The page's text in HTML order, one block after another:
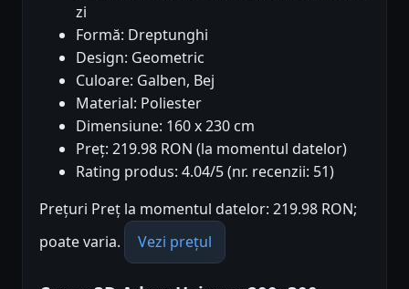
zi
Formă: Dreptunghi
Design: Geometric
Culoare: Galben, Bej
Material: Poliester
Dimensiune: 160 x 230 cm
Preț: 219.98 RON (la momentul datelor)
Rating produs: 4.04/5 (nr. recenzii: 51)
Prețuri Preț la momentul datelor: 219.98 RON;
poate varia.
Vezi prețul